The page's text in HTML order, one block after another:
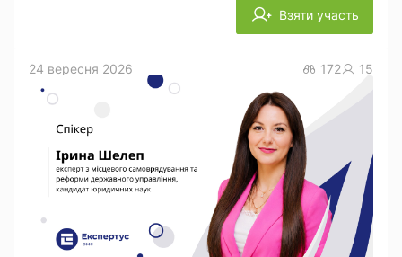
Взяти участь
24 вересня 2026 172 15